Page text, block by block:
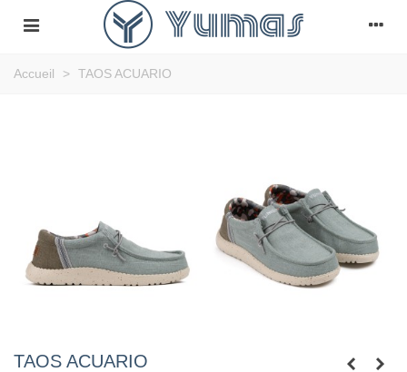
Accueil > TAOS ACUARIO
TAOS ACUARIO